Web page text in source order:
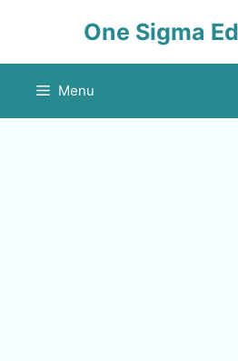
One Sigma
Menu